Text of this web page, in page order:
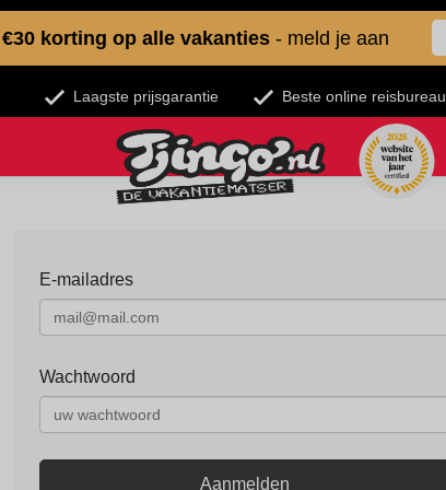
€30 korting op alle vakanties - meld je aan
Laagste prijsgarantie Beste online reisbureau
E-mailadres
Wachtwoord
Aanmelden